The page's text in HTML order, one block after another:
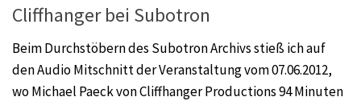
Cliffhanger bei Subotron
Beim Durchstöbern des Subotron Archivs stieß ich auf
den Audio Mitschnitt der Veranstaltung vom 07.06.2012,
wo Michael Paeck von Cliffhanger Productions 94 Minuten